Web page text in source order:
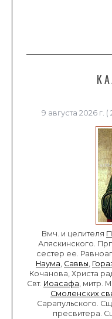
9 августа 2026 г.
Вмч. и целителя
Аляскинского.
сестер ее.
Наума, Саввы,
Кочанова, Христа
Свт. Иоасафа, митр.
Смоленских
Сарапульского.
пресвитера.